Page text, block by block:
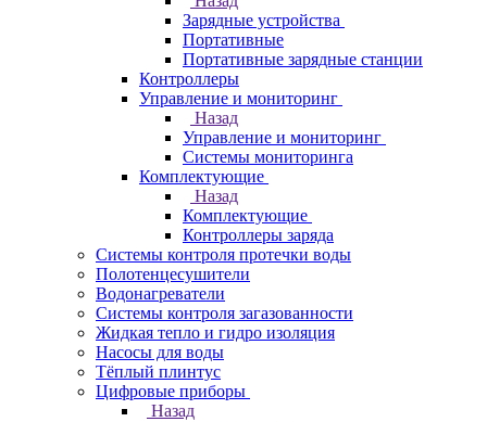
Зарядные устройства
Портативные
Портативные зарядные станции
Контроллеры
Управление и мониторинг
Назад
Управление и мониторинг
Системы мониторинга
Комплектующие
Назад
Комплектующие
Контроллеры заряда
Системы контроля протечки воды
Полотенцесушители
Водонагреватели
Системы контроля загазованности
Жидкая тепло и гидро изоляция
Насосы для воды
Тёплый плинтус
Цифровые приборы
Назад